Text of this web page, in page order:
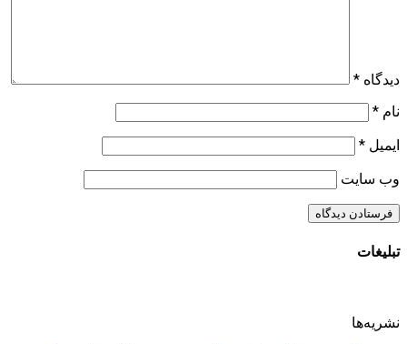
دیدگاه *
نام *
ایمیل *
وب‌ سایت
تبلیغات
نشریه‌ها